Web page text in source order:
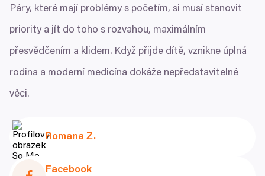
Páry, které mají problémy s početím, si musí stanovit
priority a jít do toho s rozvahou, maximálním
přesvědčením a klidem. Když přijde dítě, vznikne úplná
rodina a moderní medicína dokáže nepředstavitelné
věci.
Romana Z.
Facebook